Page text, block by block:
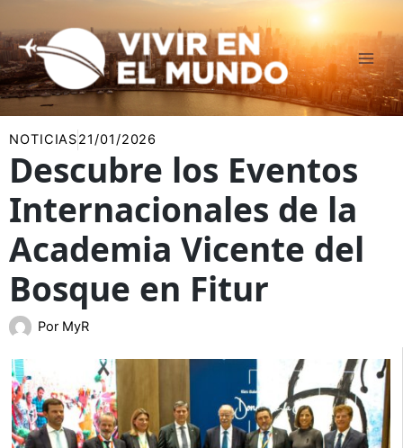
al
contenido
NOTICIAS21/01/2026
Descubre los Eventos
Internacionales de la
Academia Vicente del
Bosque en Fitur
Por MyR